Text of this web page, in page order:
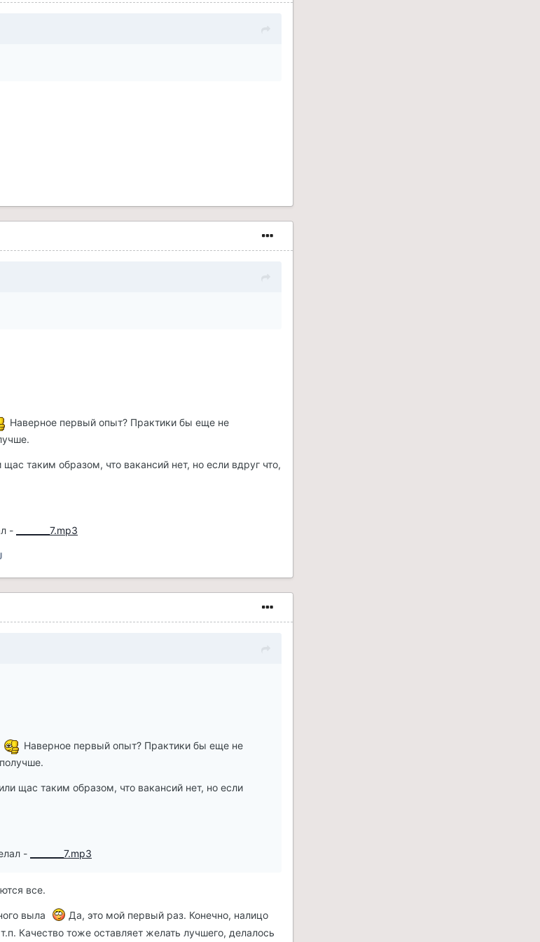
Наверное первый опыт? Практики бы еще не
таким образом, что вакансий нет, но если вдруг что,
- ________7.mp3
Наверное первый опыт? Практики бы еще не
щас таким образом, что вакансий нет, но если
- ________7.mp3
все.
выла
Да, это мой первый раз. Конечно, налицо
Качество тоже оставляет желать лучшего, делалось